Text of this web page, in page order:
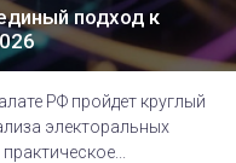
подход к
РФ пройдет круглый
электоральных